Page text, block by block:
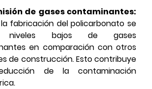
de gases contaminantes:
fabricación del policarbonato se
niveles bajos de gases
en comparación con otros
de construcción. Esto contribuye
de la contaminación